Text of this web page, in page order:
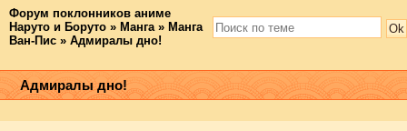
Форум поклонников аниме
Наруто и Боруто » Манга » Манга
Ван-Пис » Адмиралы дно!
Адмиралы дно!